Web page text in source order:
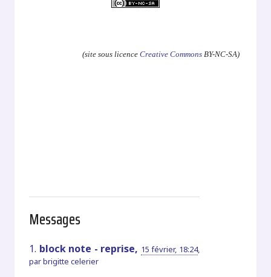
(site sous licence Creative CommonsBY-NC-SA)
Messages
1. block note - reprise, 15 février, 18:24,
parbrigitte celerier